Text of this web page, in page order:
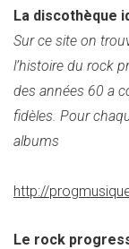
La discothèque
Sur ce site on
l’histoire du rock
des années 60 a
fidèles. Pour
albums
http://
Le rock